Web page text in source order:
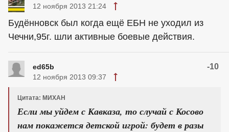
12 ноября 2013 21:24
Будённовск был когда ещё ЕБН не уходил из
Чечни,95г. шли активные боевые действия.
ed65b -10
12 ноября 2013 09:37
Цитата: МИХАН
Если мы уйдем с Кавказа, то случай с Косово
нам покажется детской игрой: будет в разы